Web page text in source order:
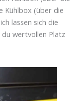
Kühlbox (über die
lassen sich die
wertvollen Platz